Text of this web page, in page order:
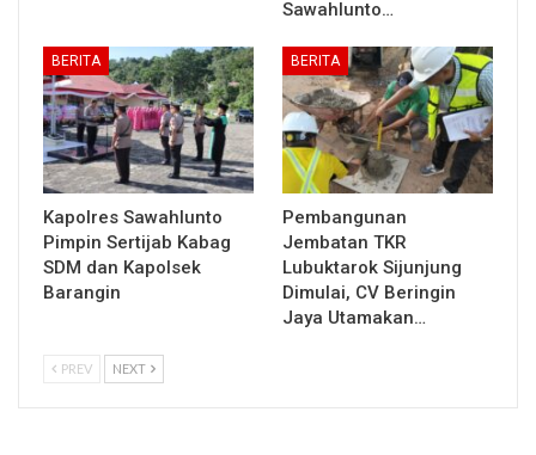
Sawahlunto…
BERITA
Kapolres Sawahlunto
Pimpin Sertijab Kabag
SDM dan Kapolsek
Barangin
BERITA
Pembangunan
Jembatan TKR
Lubuktarok Sijunjung
Dimulai, CV Beringin
Jaya Utamakan…
PREV NEXT